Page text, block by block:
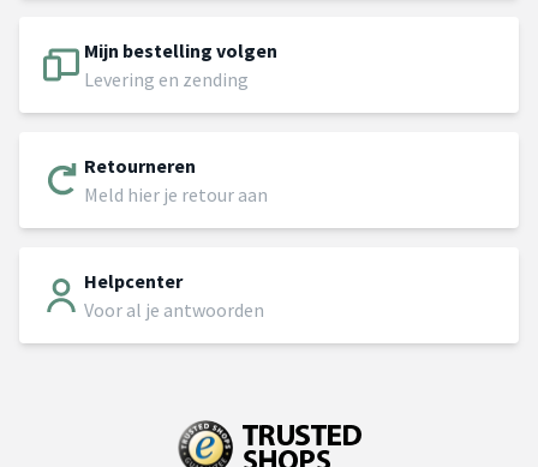
Mijn bestelling volgen
Levering en zending
Retourneren
Meld hier je retour aan
Helpcenter
Voor al je antwoorden